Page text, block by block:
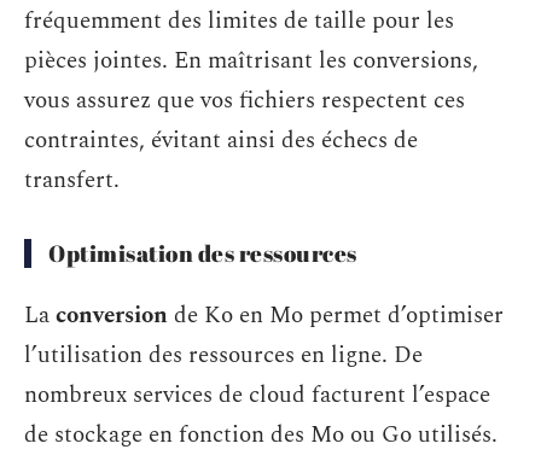
fréquemment des limites de taille pour les
pièces jointes. En maîtrisant les conversions,
vous assurez que vos fichiers respectent ces
contraintes, évitant ainsi des échecs de
transfert.
Optimisation des ressources
Laconversionde Ko en Mo permet d’optimiser
l’utilisation des ressources en ligne. De
nombreux services de cloud facturent l’espace
de stockage en fonction des Mo ou Go utilisés.